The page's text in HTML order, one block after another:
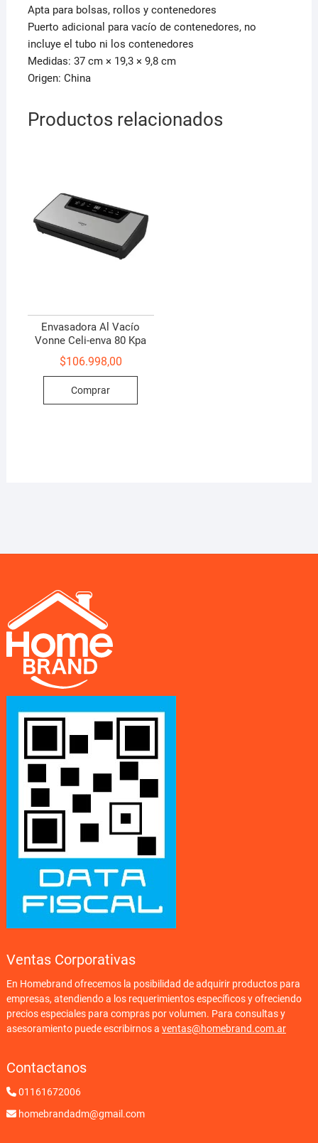
Apta para bolsas, rollos y contenedores
Puerto adicional para vacío de contenedores, no
incluye el tubo ni los contenedores
Medidas: 37 cm × 19,3 × 9,8 cm
Origen: China
Productos relacionados
Envasadora Al Vacío
Vonne Celi-enva 80 Kpa
$106.998,00
Comprar
Ventas Corporativas
En Homebrand ofrecemos la posibilidad de adquirir productos para
empresas, atendiendo a los requerimientos específicos y ofreciendo
precios especiales para compras por volumen. Para consultas y
asesoramiento puede escribirnos a ventas@homebrand.com.ar
Contactanos
01161672006
homebrandadm@gmail.com